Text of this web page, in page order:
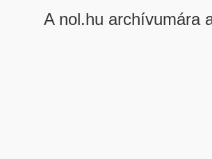
A nol.hu archívumára